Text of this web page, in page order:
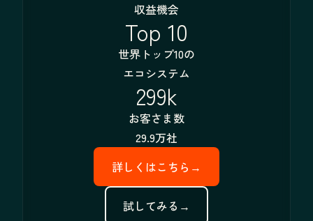
収益機会
Top 10
世界トップ10の
エコシステム
299k
お客さま数
29.9万社
詳しくはこちら→
試してみる→